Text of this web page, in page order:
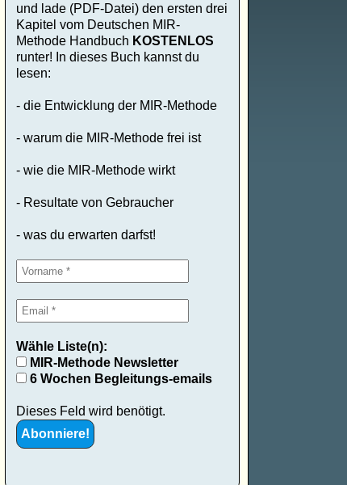
und lade (PDF-Datei) den ersten drei
Kapitel vom Deutschen MIR-
Methode Handbuch KOSTENLOS
runter! In dieses Buch kannst du
lesen:
- die Entwicklung der MIR-Methode
- warum die MIR-Methode frei ist
- wie die MIR-Methode wirkt
- Resultate von Gebraucher
- was du erwarten darfst!
Wähle Liste(n):
MIR-Methode Newsletter
6 Wochen Begleitungs-emails
Dieses Feld wird benötigt.